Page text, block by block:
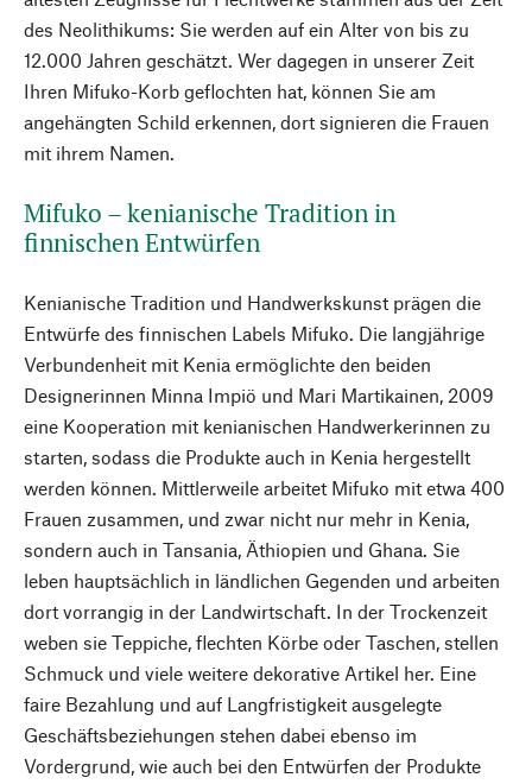
des Neolithikums: Sie werden auf ein Alter von bis zu
12.000 Jahren geschätzt. Wer dagegen in unserer Zeit
Ihren Mifuko-Korb geflochten hat, können Sie am
angehängten Schild erkennen, dort signieren die Frauen
mit ihrem Namen.
Mifuko – kenianische Tradition in
finnischen Entwürfen
Kenianische Tradition und Handwerkskunst prägen die
Entwürfe des finnischen Labels Mifuko. Die langjährige
Verbundenheit mit Kenia ermöglichte den beiden
Designerinnen Minna Impiö und Mari Martikainen, 2009
eine Kooperation mit kenianischen Handwerkerinnen zu
starten, sodass die Produkte auch in Kenia hergestellt
werden können. Mittlerweile arbeitet Mifuko mit etwa 400
Frauen zusammen, und zwar nicht nur mehr in Kenia,
sondern auch in Tansania, Äthiopien und Ghana. Sie
leben hauptsächlich in ländlichen Gegenden und arbeiten
dort vorrangig in der Landwirtschaft. In der Trockenzeit
weben sie Teppiche, flechten Körbe oder Taschen, stellen
Schmuck und viele weitere dekorative Artikel her. Eine
faire Bezahlung und auf Langfristigkeit ausgelegte
Geschäftsbeziehungen stehen dabei ebenso im
Vordergrund, wie auch bei den Entwürfen der Produkte